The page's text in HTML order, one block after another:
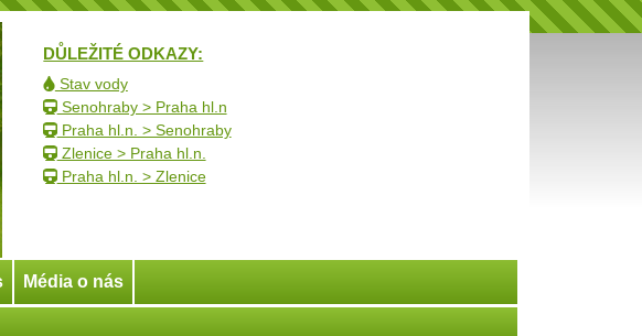
DŮLEŽITÉ ODKAZY:
Stav vody
Senohraby > Praha hl.n
Praha hl.n. > Senohraby
Zlenice > Praha hl.n.
Praha hl.n. > Zlenice
Média o nás